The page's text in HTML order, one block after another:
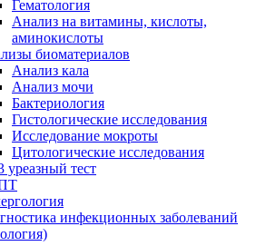
Гематология
Анализ на витамины, кислоты,
аминокислоты
биоматериалов
Анализ кала
Анализ мочи
Бактериология
Гистологические исследования
Исследование мокроты
Цитологические исследования
уреазный тест
инфекционных заболеваний